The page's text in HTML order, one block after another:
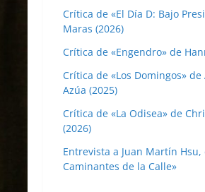
Crítica de «El Día D: Bajo
Maras (2026)
Crítica de «Engendro» de
Crítica de «Los Domingos»
Azúa (2025)
Crítica de «La Odisea» de
(2026)
Entrevista a Juan Martín
Caminantes de la Calle»